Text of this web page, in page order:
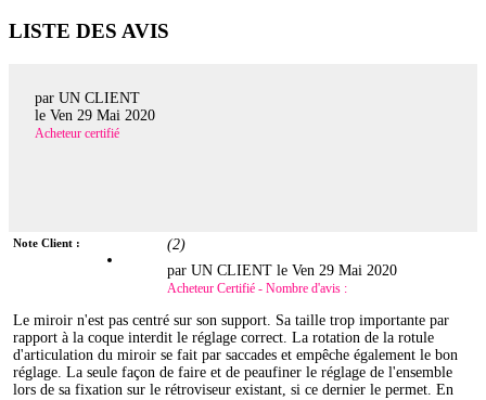
LISTE DES AVIS
par UN CLIENT
le Ven 29 Mai 2020
Acheteur certifié
Note Client : (2)
par UN CLIENT leVen 29 Mai 2020
Acheteur Certifié - Nombre d'avis :
Le miroir n'est pas centré sur son support. Sa taille trop importante par
rapport à la coque interdit le réglage correct. La rotation de la rotule
d'articulation du miroir se fait par saccades et empêche également le bon
réglage. La seule façon de faire et de peaufiner le réglage de l'ensemble
lors de sa fixation sur le rétroviseur existant, si ce dernier le permet. En